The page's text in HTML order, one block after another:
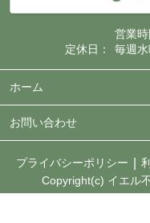
営業時
定休日：
毎週水
ホーム
お問い合わせ
プライバシーポリシー
Copyright(c) イエル